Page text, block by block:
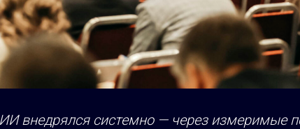
внедрялся системно — через измеримые